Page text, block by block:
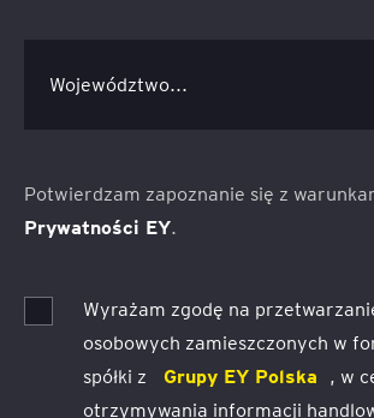
Potwierdzam zapoznanie się z
Prywatności EY.
Wyrażam zgodę na
osobowych zamieszczonych w
spółki z
Grupy EY Polska
, w
otrzymywania informacji